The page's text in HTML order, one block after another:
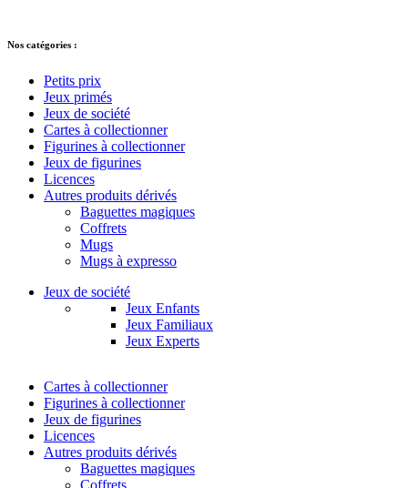
Nos catégories :
Petits prix
Jeux primés
Jeux de société
Cartes à collectionner
Figurines à collectionner
Jeux de figurines
Licences
Autres produits dérivés
Baguettes magiques
Coffrets
Mugs
Mugs à expresso
Jeux de société
Jeux Enfants
Jeux Familiaux
Jeux Experts
Cartes à collectionner
Figurines à collectionner
Jeux de figurines
Licences
Autres produits dérivés
Baguettes magiques